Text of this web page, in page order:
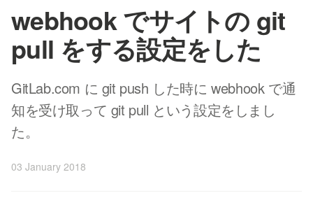
webhook でサイトの git
pull をする設定をした
GitLab.com に git push した時に webhook で通
知を受け取って git pull という設定をしまし
た。
03 January 2018